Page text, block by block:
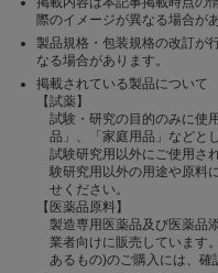
際のイメージが異なる場合が
製品規格・包装規格の改訂が
なる場合があります。
掲載されている製品について
【試薬】
試験・研究の目的のみに使
品」、「家庭用品」などと
試験研究用以外にご使用さ
験研究用以外の用途や原料
せください。
【医薬品原料】
製造専用医薬品及び医薬品
業者向けに販売しています
あるもの)のご購入には、確